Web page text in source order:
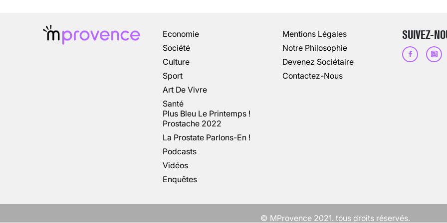
Economie
Société
Culture
Sport
Art De Vivre
Santé
Plus Bleu Le Printemps !
Prostache 2022
La Prostate Parlons-En !
Podcasts
Vidéos
Enquêtes
Mentions Légales
Notre Philosophie
Devenez Sociétaire
Contactez-Nous
SUIVEZ-
© MProvence 2021. tous droits réservés.